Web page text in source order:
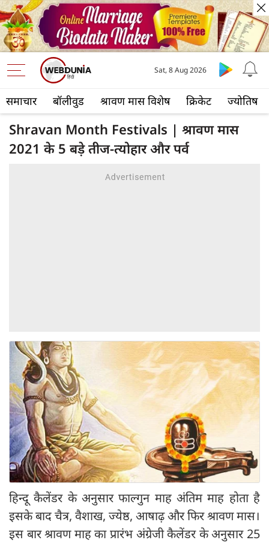
समाचार बॉलीवुड श्रावण मास विशेष क्रिकेट ज्योतिष
Sat, 8 Aug 2026
Shravan Month Festivals | श्रावण मास
2021 के 5 बड़े तीज-त्योहार और पर्व
हिन्दू कैलेंडर के अनुसार फाल्गुन माह अंतिम माह होता है
इसके बाद चैत्र, वैशाख, ज्येष्ठ, आषाढ़ और फिर श्रावण मास।
इस बार श्रावण माह का प्रारंभ अंग्रेजी कैलेंडर के अनुसार 25